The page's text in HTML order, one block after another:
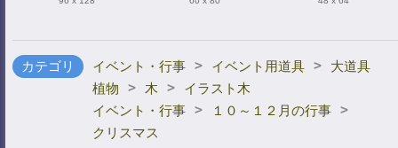
カテゴリ イベント・行事 > イベント用道具 >
大道具
植物
> 木 >
イラスト木
イベント・行事 > １０～１２月の行事 >
クリスマス